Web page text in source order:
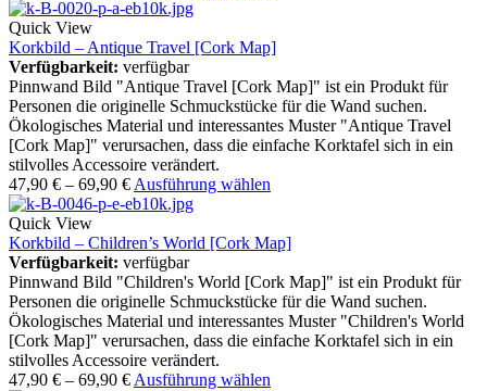
Quick View
Korkbild – Antique Travel [Cork Map]
Verfügbarkeit: verfügbar
Pinnwand Bild "Antique Travel [Cork Map]" ist ein Produkt für
Personen die originelle Schmuckstücke für die Wand suchen.
Ökologisches Material und interessantes Muster "Antique Travel
[Cork Map]" verursachen, dass die einfache Korktafel sich in ein
stilvolles Accessoire verändert.
47,90 € – 69,90 € Ausführung wählen
Quick View
Korkbild – Children’s World [Cork Map]
Verfügbarkeit: verfügbar
Pinnwand Bild "Children's World [Cork Map]" ist ein Produkt für
Personen die originelle Schmuckstücke für die Wand suchen.
Ökologisches Material und interessantes Muster "Children's World
[Cork Map]" verursachen, dass die einfache Korktafel sich in ein
stilvolles Accessoire verändert.
47,90 € – 69,90 € Ausführung wählen